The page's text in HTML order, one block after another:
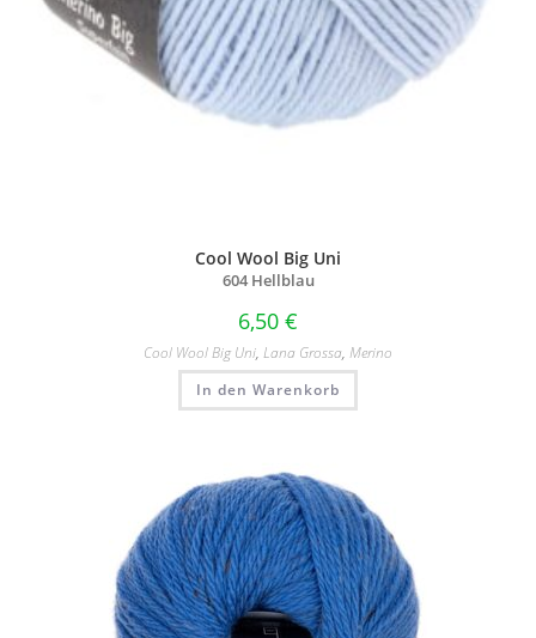
Cool Wool Big Uni
604 Hellblau
6,50 €
Cool Wool Big Uni, Lana Grossa, Merino
In den Warenkorb